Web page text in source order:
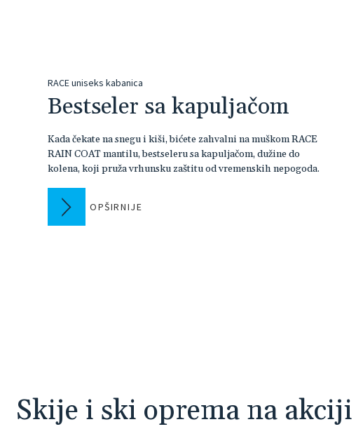
RACE uniseks kabanica
Bestseler sa kapuljačom
Kada čekate na snegu i kiši, bićete zahvalni na muškom RACE
RAIN COAT mantilu, bestseleru sa kapuljačom, dužine do
kolena, koji pruža vrhunsku zaštitu od vremenskih nepogoda.
OPŠIRNIJE
Skije i ski oprema na akciji